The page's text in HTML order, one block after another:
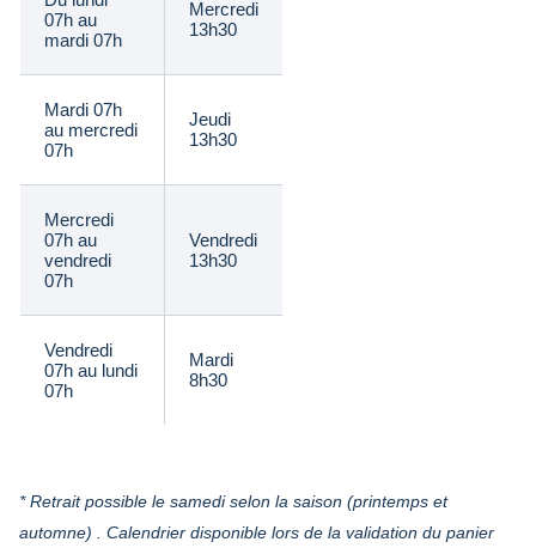
07h au
mardi 07h
Mercredi
13h30
Mardi 07h
au mercredi
07h
Jeudi
13h30
Mercredi
07h au
vendredi
07h
Vendredi
13h30
Vendredi
07h au lundi
07h
Mardi
8h30
* Retrait possible le samedi selon la saison (printemps et
automne) . Calendrier disponible lors de la validation du panier